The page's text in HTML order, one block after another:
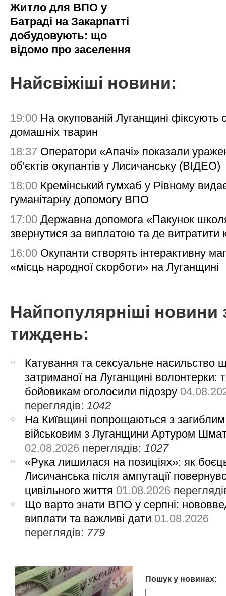
Житло для ВПО у
Батраді на Закарпатті
добудовують: що
відомо про заселення
Найсвіжіші новини:
19:00 На окупованій Луганщині фіксують
домашніх тварин
18:37 Оператори «Апачі» показали
об'єктів окупантів у Лисичанську (ВІДЕО)
18:00 Кремінський гумхаб у Рівному
гуманітарну допомогу ВПО
17:00 Державна допомога «Пакунок
звернутися за виплатою та де витратити
16:00 Окупанти створять інтерактивну
«місць народної скорботи» на Луганщині
Найпопулярніші новини
тиждень:
Катування та сексуальне насильство
затриманої на Луганщині волонтерки:
бойовикам оголосили підозру
переглядів: 1042
На Київщині попрощаються з загиблим
військовим з Луганщини Артуром
02.08.2026 переглядів: 1027
«Рука лишилася на позиціях»: як
Лисичанська після ампутації
цивільного життя 01.08.2026
Що варто знати ВПО у серпні:
виплати та важливі дати 01.08.2026
переглядів: 779
Пошук у новинах: